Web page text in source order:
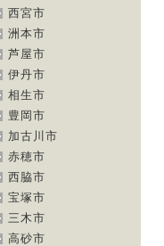
西宮市
洲本市
芦屋市
伊丹市
相生市
豊岡市
加古川市
赤穂市
西脇市
宝塚市
三木市
高砂市